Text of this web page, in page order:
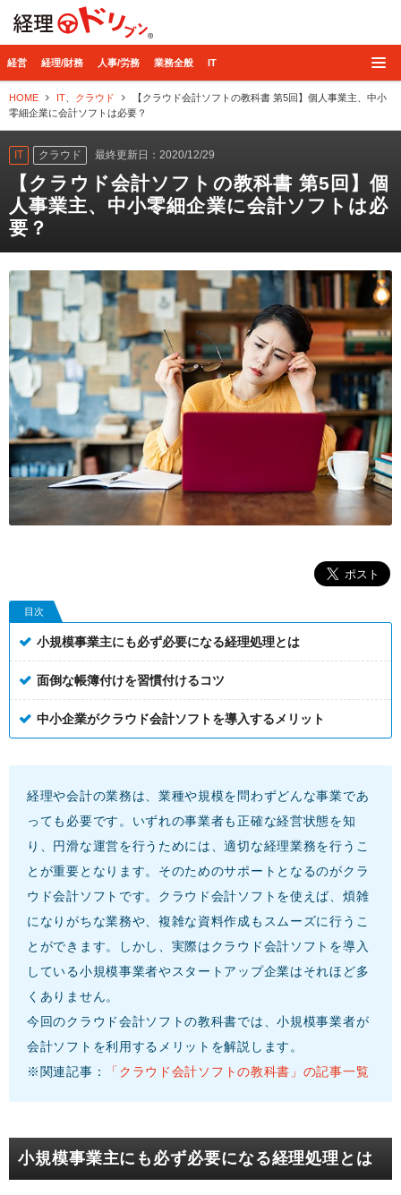
経営 経理/財務 人事/労務 業務全般 IT
HOME IT クラウド
【クラウド会計ソフトの教科書 第5回】個人事業主、中小
零細企業に会計ソフトは必要？
IT クラウド 最終更新日：2020/12/29
【クラウド会計ソフトの教科書 第5回】個
人事業主、中小零細企業に会計ソフトは必
要？
目次
小規模事業主にも必ず必要になる経理処理とは
面倒な帳簿付けを習慣付けるコツ
中小企業がクラウド会計ソフトを導入するメリット
経理や会計の業務は、業種や規模を問わずどんな事業であ
っても必要です。いずれの事業者も正確な経営状態を知
り、円滑な運営を行うためには、適切な経理業務を行うこ
とが重要となります。そのためのサポートとなるのがクラ
ウド会計ソフトです。クラウド会計ソフトを使えば、煩雑
になりがちな業務や、複雑な資料作成もスムーズに行うこ
とができます。しかし、実際はクラウド会計ソフトを導入
している小規模事業者やスタートアップ企業はそれほど多
くありません。
今回のクラウド会計ソフトの教科書では、小規模事業者が
会計ソフトを利用するメリットを解説します。
※関連記事：
「クラウド会計ソフトの教科書」の記事一覧
小規模事業主にも必ず必要になる経理処理とは